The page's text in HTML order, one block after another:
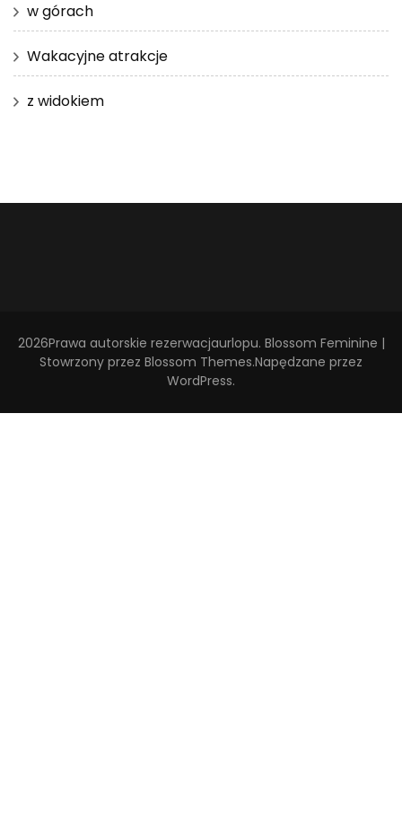
w górach
Wakacyjne atrakcje
z widokiem
2026Prawa autorskie rezerwacjaurlopu. Blossom Feminine |
Stowrzony przez Blossom Themes.Napędzane przez
WordPress.